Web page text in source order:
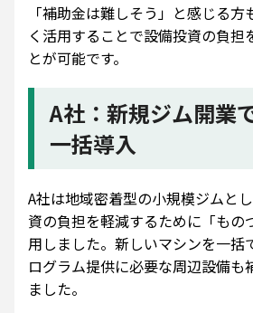
「補助金は難しそう」と感じる
く活用することで設備投資の負担
とが可能です。
A社：新規ジム開業
一括導入
A社は地域密着型の小規模ジムと
資の負担を軽減するために「もの
用しました。新しいマシンを一括
ログラム提供に必要な周辺設備も
ました。